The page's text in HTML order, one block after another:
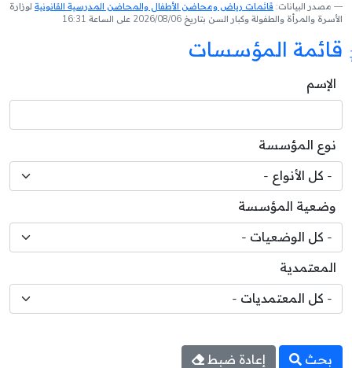
مصدر البيانات: قائمات رياض ومحاضن الأطفال والمحاضن المدرسية القانونية لوزارة
الأسرة والمرأة والطفولة وكبار السن بتاريخ 2026/08/06 على الساعة 16:31
قائمة المؤسسات
الإسم
نوع المؤسسة
وضعية المؤسسة
المعتمدية
بحث إعادة ضبط